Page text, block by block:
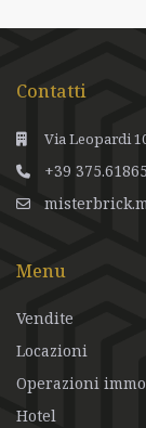
Contatti
Via Leopardi
+39
Menu
Vendite
Locazioni
Operazioni
Hotel